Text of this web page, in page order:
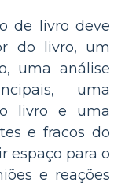
de livro deve
do livro, um
uma análise
uma
livro e uma
e fracos do
espaço para o
e reações